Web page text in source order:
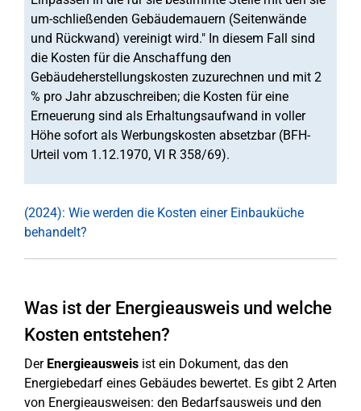
um-schließenden Gebäudemauern (Seitenwände
und Rückwand) vereinigt wird." In diesem Fall sind
die Kosten für die Anschaffung den
Gebäudeherstellungskosten zuzurechnen und mit 2
% pro Jahr abzuschreiben; die Kosten für eine
Erneuerung sind als Erhaltungsaufwand in voller
Höhe sofort als Werbungskosten absetzbar (BFH-
Urteil vom 1.12.1970, VI R 358/69).
(2024): Wie werden die Kosten einer Einbauküche
behandelt?
Was ist der Energieausweis und welche
Kosten entstehen?
Der Energieausweis ist ein Dokument, das den
Energiebedarf eines Gebäudes bewertet. Es gibt 2 Arten
von Energieausweisen: den Bedarfsausweis und den